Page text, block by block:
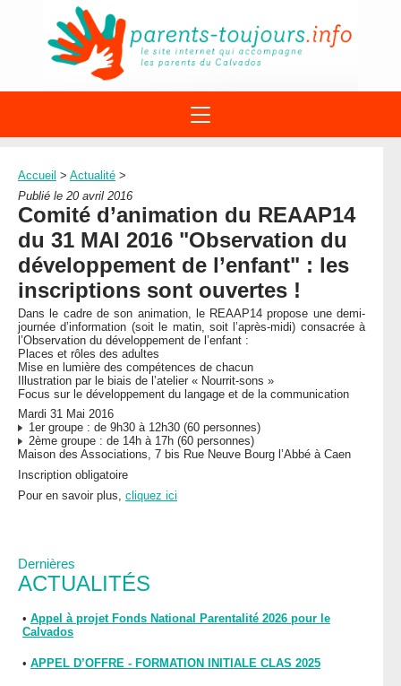
À PROPOS DU REAAP
1ÈRE VISITE
ACTUALITÉ
AGENDA
DISPOSITIFS PARENTALITÉ
SITES INTERNET
NUMÉROS VERTS
LEXIQUE
LETTRES D’INFO
MENTIONS LÉGALES
CONTACT
STRUCTURES
DOCUMENTS
FORMATIONS
Dernières
ACTUALITÉS
• Appel à projet Fonds National Parentalité 2026 pour le
Calvados
• APPEL D’OFFRE - FORMATION INITIALE CLAS 2025
Accueil > Actualité >
Publié le 20 avril 2016
Comité d’animation du REAAP14
du 31 MAI 2016 "Observation du
développement de l’enfant" : les
inscriptions sont ouvertes !
Dans le cadre de son animation, le REAAP14 propose une demi-
journée d’information (soit le matin, soit l’après-midi) consacrée à
l’Observation du développement de l’enfant :
Places et rôles des adultes
Mise en lumière des compétences de chacun
Illustration par le biais de l’atelier « Nourrit-sons »
Focus sur le développement du langage et de la communication
Mardi 31 Mai 2016
1er groupe : de 9h30 à 12h30 (60 personnes)
2ème groupe : de 14h à 17h (60 personnes)
Maison des Associations, 7 bis Rue Neuve Bourg l’Abbé à Caen
Inscription obligatoire
Pour en savoir plus, cliquez ici